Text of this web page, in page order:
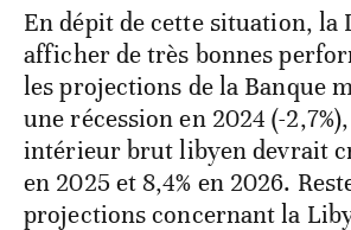
En dépit de cette situation, la
afficher de très bonnes
les projections de la Banque
une récession en 2024 (-
intérieur brut libyen devrait
en 2025 et 8,4% en 2026.
projections concernant la